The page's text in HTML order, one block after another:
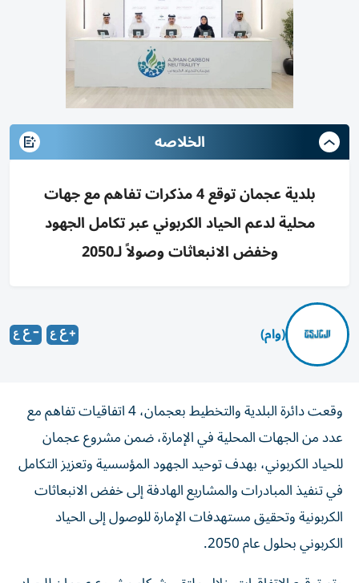
الخلاصه
بلدية عجمان توقع 4 مذكرات تفاهم مع جهات
محلية لدعم الحياد الكربوني عبر تكامل الجهود
وخفض الانبعاثات وصولاً لـ2050
(وام)
وقعت دائرة البلدية والتخطيط بعجمان، 4 اتفاقيات تفاهم مع
عدد من الجهات المحلية في الإمارة، ضمن مشروع عجمان
للحياد الكربوني، بهدف توحيد الجهود المؤسسية وتعزيز التكامل
في تنفيذ المبادرات والمشاريع الهادفة إلى خفض الانبعاثات
الكربونية وتحقيق مستهدفات الإمارة للوصول إلى الحياد
الكربوني بحلول عام 2050.